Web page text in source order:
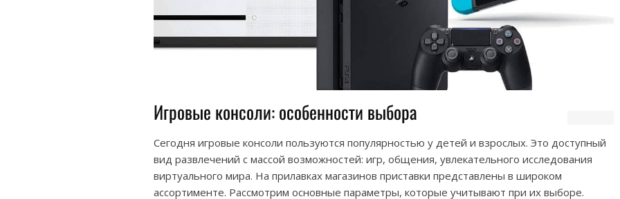
Игровые консоли: особенности выбора
Сегодня игровые консоли пользуются популярностью у детей и взрослых. Это доступный
вид развлечений с массой возможностей: игр, общения, увлекательного исследования
виртуального мира. На прилавках магазинов приставки представлены в широком
ассортименте. Рассмотрим основные параметры, которые учитывают при их выборе.